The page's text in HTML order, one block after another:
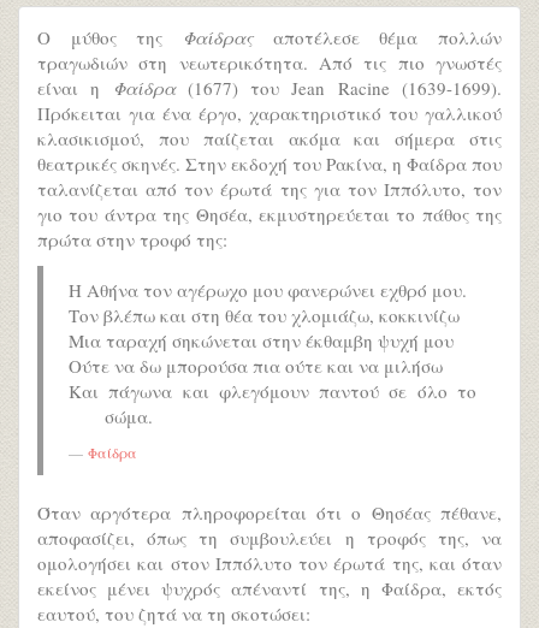
Ο μύθος της Φαίδραςαποτέλεσε θέμα πολλών
τραγωδιών στη νεωτερικότητα. Από τις πιο γνωστές
είναι η
Φαίδρα(1677) του Jean Racine (1639-1699).
Πρόκειται για ένα έργο, χαρακτηριστικό του γαλλικού
κλασικισμού, που παίζεται ακόμα και σήμερα στις
θεατρικές σκηνές. Στην εκδοχή του Ρακίνα, η Φαίδρα που
ταλανίζεται από τον έρωτά της για τον Ιππόλυτο, τον
γιo του άντρα της Θησέα, εκμυστηρεύεται το πάθος της
πρώτα στην τροφό της:
Η Αθήνα τον αγέρωχο μου φανερώνει εχθρό μου.
Τον βλέπω και στη θέα του χλομιάζω, κοκκινίζω
Μια ταραχή σηκώνεται στην έκθαμβη ψυχή μου
Ούτε να δω μπορούσα πια ούτε και να μιλήσω
Και πάγωνα και φλεγόμουν παντού σε όλο το
σώμα.
Φαίδρα
Όταν αργότερα πληροφορείται ότι ο Θησέας πέθανε,
αποφασίζει, όπως τη συμβουλεύει η τροφός της, να
ομολογήσει και στον Ιππόλυτο τον έρωτά της, και όταν
εκείνος μένει ψυχρός απέναντί της, η Φαίδρα, εκτός
εαυτού, του ζητά να τη σκοτώσει: